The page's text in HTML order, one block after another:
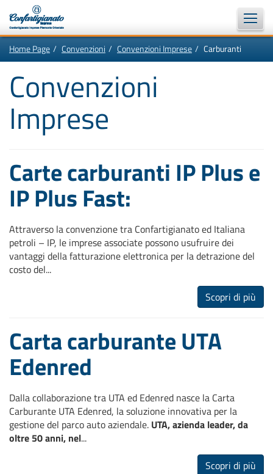
Vai
In
questa
navigazione
principale
[1]
nel
Le
ultime
da
Confartigianato
Home Page Convenzioni Convenzioni Imprese Carburanti
ricerca
Convenzioni
Imprese
Carte carburanti IP Plus e
IP Plus Fast:
Attraverso la convenzione tra Confartigianato ed Italiana
petroli – IP, le imprese associate possono usufruire dei
vantaggi della fatturazione elettronica per la detrazione del
costo del...
Scopri di più
Carta carburante UTA
Edenred
Dalla collaborazione tra UTA ed Edenred nasce la Carta
Carburante UTA Edenred, la soluzione innovativa per la
gestione del parco auto aziendale. UTA, azienda leader, da
oltre 50 anni, nel...
Scopri di più